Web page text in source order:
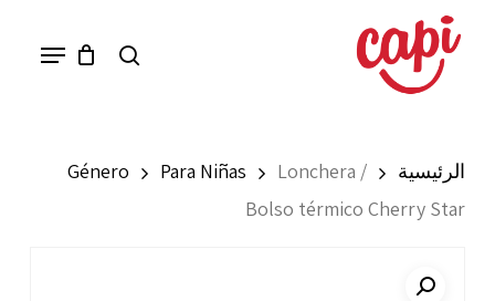
Menu
الرئيسية Género Para Niñas
Lonchera /
Bolso térmico Cherry Star